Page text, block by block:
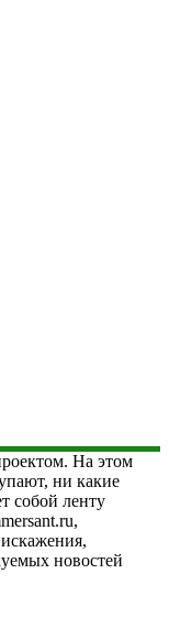
На этом
ни какие
собой ленту
новостей